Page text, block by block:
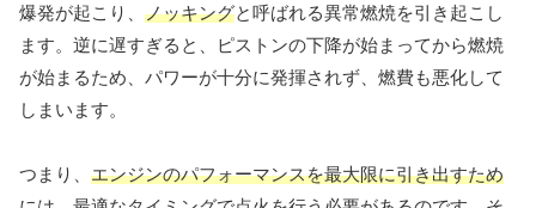
爆発が起こり、 ノッキングと呼ばれる異常燃焼を引き起こし
ます。逆に遅すぎると、ピストンの下降が始まってから燃焼
が始まるため、パワーが十分に発揮されず、燃費も悪化して
しまいます。
つまり、 エンジンのパフォーマンスを最大限に引き出すため